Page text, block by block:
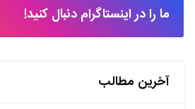
ما را در اینستاگرام دنبال کنید!
آخرین مطالب